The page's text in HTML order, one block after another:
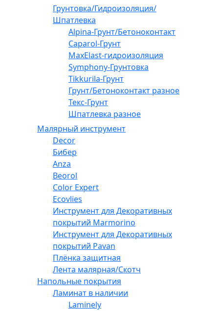
Грунтовка/Гидроизоляция/
Шпатлевка
Alpina-Грунт/Бетоноконтакт
Caparol-Грунт
MaxElast-гидроизоляция
Symphony-Грунтовка
Tikkurila-Грунт
Грунт/Бетоноконтакт разное
Текс-Грунт
Шпатлевка разное
Малярный инструмент
Decor
Бибер
Anza
Beorol
Color Expert
Ecovlies
Инструмент для Декоративных
покрытий Marmorino
Инструмент для Декоративных
покрытий Pavan
Плёнка защитная
Лента малярная/Скотч
Напольные покрытия
Ламинат в наличии
Laminely